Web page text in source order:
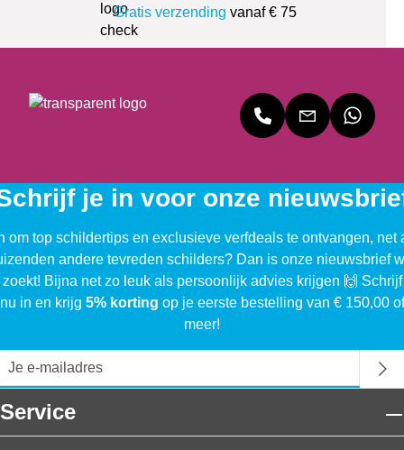
Gratis verzending vanaf € 75
je in voor onze
om top schildertips en exclusieve verfdeals te ontvangen, net
andere tevreden schilders? Dan is onze nieuwsbrief
Bijna net zo leuk als persoonlijk advies krijgen 🙌
nu in en krijg 5% korting op je eerste bestelling van € 150,00 of
meer!
Service